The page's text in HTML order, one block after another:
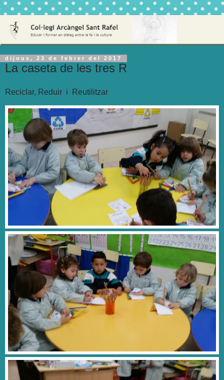
dijous, 23 de febrer del 2017
La caseta de les tres R
Reciclar, Reduir i Reutilitzar